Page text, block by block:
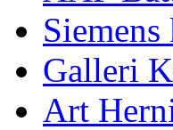
Galleri
Art